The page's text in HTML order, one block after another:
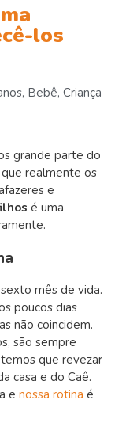
los
, Bebê, Criança
grande parte do
realmente os
e
é uma
mês de vida.
poucos dias
não coincidem.
são sempre
que revezar
casa e do Caê.
e nossa rotina é